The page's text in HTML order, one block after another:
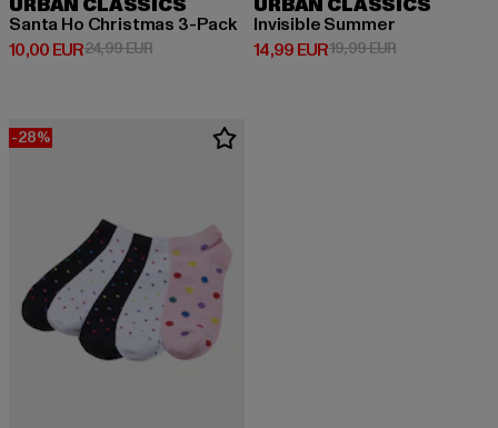
URBAN CLASSICS
Santa Ho Christmas 3-Pack
10,00 EUR
Derzeitiger Preis: 10,00 EUR
24,99 EURAktionspreis: 24,99 EUR
URBAN CLASSICS
Invisible Summer
14,99 EUR
Derzeitiger Preis: 14,99 EUR
19,99 EURAktionspreis:
-28%